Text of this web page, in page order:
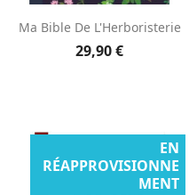
Ma Bible De L'Herboristerie
29,90 €
EN
RÉAPPROVISIONNE
MENT